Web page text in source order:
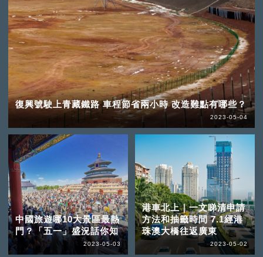
復興號駛上青藏鐵路 車程節省兩小時 改造難點有哪些？
2023-05-04
中國旅遊哪10大景區最熱
門？「五一」盛況話你知
2023-05-03
港車北上｜一文睇清申請
方法和抽籤時間 7.1經港
珠澳大橋往返廣東
2023-05-02